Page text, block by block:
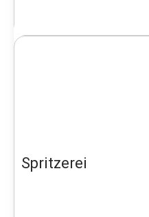
Spritzerei